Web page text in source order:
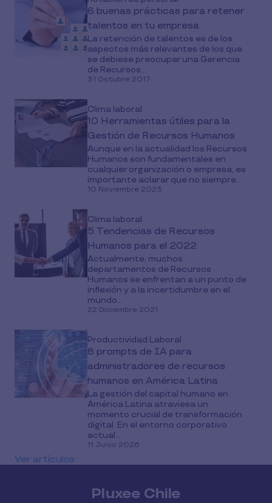
6 buenas prácticas para retener
talentos en tu empresa
La retención de talentos es de los
aspectos más relevantes de los que
se debiese preocupar una Gerencia
de Recursos...
31 Octubre 2017
Clima laboral
10 Herramientas útiles para la
Gestión de Recursos Humanos
Aunque en la actualidad los Recursos
Humanos son fundamentales en
cualquier organización o empresa, es
importante aclarar que no siempre...
10 Noviembre 2023
Clima laboral
5 Tendencias de Recursos
Humanos para el 2022
Actualmente, muchos
departamentos de Recursos
Humanos se enfrentan a un punto de
inflexión y a la incertidumbre en el
mundo...
22 Diciembre 2021
Productividad Laboral
8 prompts de IA para
administradores de recursos
humanos en América Latina
La gestión del capital humano en
América Latina atraviesa un
momento crucial de transformación
digital. En el entorno corporativo
actual...
11 Junio 2026
Ver artículos
Pluxee Chile